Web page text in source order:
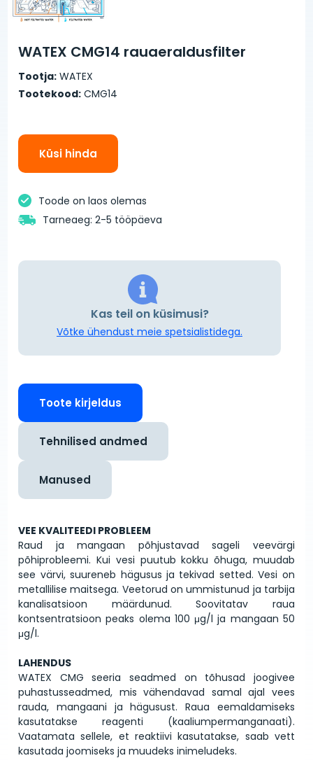
WATEX CMG14 rauaeraldusfilter
Tootja: WATEX
Tootekood: CMG14
Küsi hinda
Toode on laos olemas
Tarneaeg: 2-5 tööpäeva
Kas teil on küsimusi?
Võtke ühendust meie spetsialistidega.
Toote kirjeldus
Tehnilised andmed
Manused
VEE KVALITEEDI PROBLEEM
Raud ja mangaan põhjustavad sageli veevärgi
põhiprobleemi. Kui vesi puutub kokku õhuga, muudab
see värvi, suureneb hägusus ja tekivad setted. Vesi on
metallilise maitsega. Veetorud on ummistunud ja tarbija
kanalisatsioon määrdunud. Soovitatav raua
kontsentratsioon peaks olema 100 μg/l ja mangaan 50
μg/l.
LAHENDUS
WATEX CMG seeria seadmed on tõhusad joogivee
puhastusseadmed, mis vähendavad samal ajal vees
rauda, ​​mangaani ja hägusust. Raua eemaldamiseks
kasutatakse reagenti (kaaliumpermanganaati).
Vaatamata sellele, et reaktiivi kasutatakse, saab vett
kasutada joomiseks ja muudeks inimeludeks.